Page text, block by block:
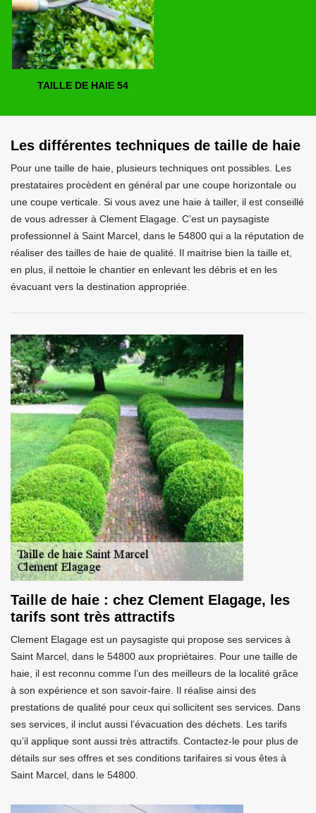
TAILLE DE HAIE 54
Les différentes techniques de taille de haie
Pour une taille de haie, plusieurs techniques ont possibles. Les
prestataires procèdent en général par une coupe horizontale ou
une coupe verticale. Si vous avez une haie à tailler, il est conseillé
de vous adresser à Clement Elagage. C’est un paysagiste
professionnel à Saint Marcel, dans le 54800 qui a la réputation de
réaliser des tailles de haie de qualité. Il maitrise bien la taille et,
en plus, il nettoie le chantier en enlevant les débris et en les
évacuant vers la destination appropriée.
Taille de haie : chez Clement Elagage, les
tarifs sont très attractifs
Clement Elagage est un paysagiste qui propose ses services à
Saint Marcel, dans le 54800 aux propriétaires. Pour une taille de
haie, il est reconnu comme l’un des meilleurs de la localité grâce
à son expérience et son savoir-faire. Il réalise ainsi des
prestations de qualité pour ceux qui sollicitent ses services. Dans
ses services, il inclut aussi l’évacuation des déchets. Les tarifs
qu’il applique sont aussi très attractifs. Contactez-le pour plus de
détails sur ses offres et ses conditions tarifaires si vous êtes à
Saint Marcel, dans le 54800.